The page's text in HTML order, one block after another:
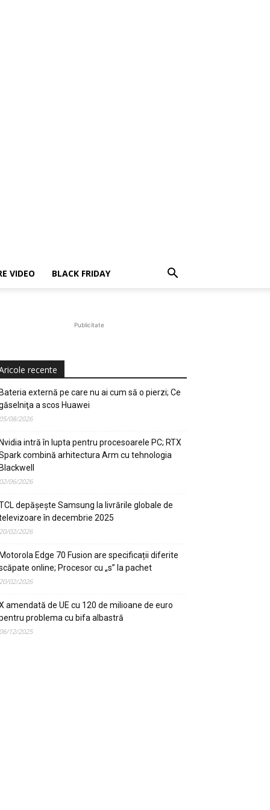
VIDEO BLACK FRIDAY
Publicitate
recente
externă pe care nu ai cum să o pierzi; Ce
a scos Huawei
08/2026
intră în lupta pentru procesoarele PC; RTX
combină arhitectura Arm cu tehnologia
06/2026
depășește Samsung la livrările globale de
în decembrie 2025
02/2026
Edge 70 Fusion are specificații diferite
online; Procesor cu „s” la pachet
02/2026
amendată de UE cu 120 de milioane de euro
problema cu bifa albastră
12/2025